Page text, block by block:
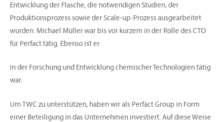
Entwicklung der Flasche, die notwendigen Studien, der
Produktionsprozess sowie der Scale-up-Prozess ausgearbeitet
wurden. Michael Müller war bis vor kurzem in der Rolle des CTO
für Perfact tätig. Ebenso ist er
in der Forschung und Entwicklung chemischer Technologien tätig
war.
Um TWC zu unterstützen, haben wir als Perfact Group in Form
einer Beteiligung in das Unternehmen investiert. Auf diese Weise